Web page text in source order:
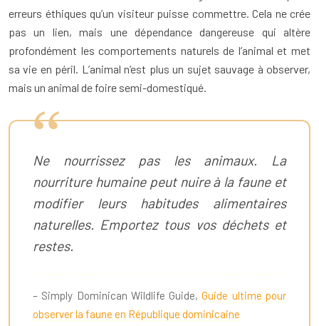
erreurs éthiques qu’un visiteur puisse commettre. Cela ne crée
pas un lien, mais une dépendance dangereuse qui altère
profondément les comportements naturels de l’animal et met
sa vie en péril. L’animal n’est plus un sujet sauvage à observer,
mais un animal de foire semi-domestiqué.
Ne nourrissez pas les animaux. La
nourriture humaine peut nuire à la faune et
modifier leurs habitudes alimentaires
naturelles. Emportez tous vos déchets et
restes.
– Simply Dominican Wildlife Guide,Guide ultime pour
observer la faune en République dominicaine